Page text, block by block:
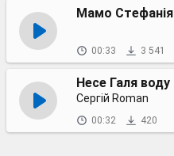
Мамо
00:33 3 541
Несе Галя
Сергій Roman
00:32 420